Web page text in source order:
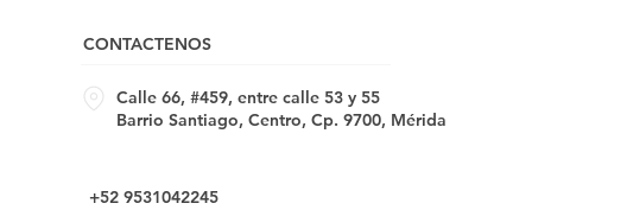
CONTACTENOS
Calle 66, #459, entre calle 53 y 55
Barrio Santiago, Centro, Cp. 9700, Mérida
+52 9531042245